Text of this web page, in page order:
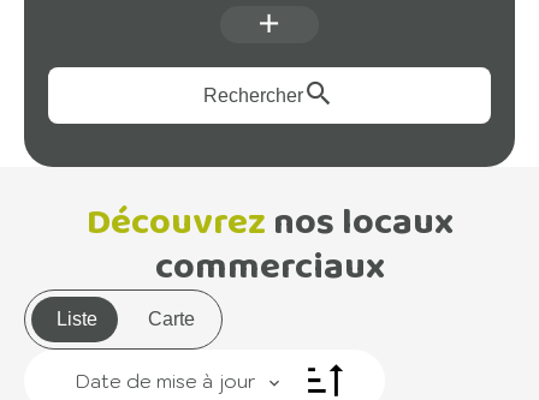
Rechercher
Découvreznos locaux
commerciaux
Liste Carte
Date de mise à jour